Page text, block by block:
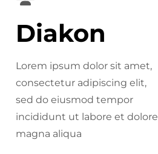
Diakon
Lorem ipsum dolor sit amet,
consectetur adipiscing elit,
sed do eiusmod tempor
incididunt ut labore et dolore
magna aliqua